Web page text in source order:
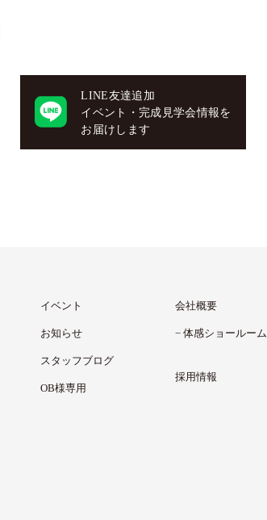
LINE友達追加
イベント・完成見学会情報を
お届けします
イベント
お知らせ
スタッフブログ
OB様専用
会社概要
体感ショールーム
採用情報